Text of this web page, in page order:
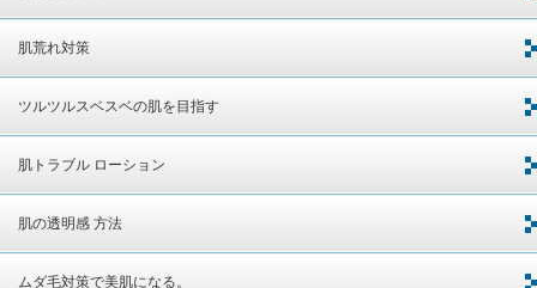
肌荒れ対策
ツルツルスベスベの肌を目指す
肌トラブル ローション
肌の透明感 方法
ムダ毛対策で美肌になる。